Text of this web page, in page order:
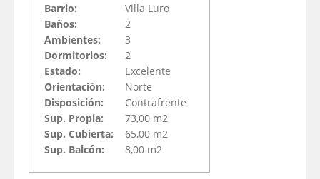
Barrio:
Villa Luro
Baños:
2
Ambientes:
3
Dormitorios:
2
Estado:
Excelente
Orientación:
Norte
Disposición:
Contrafrente
Sup. Propia:
73,00 m2
Sup. Cubierta:
65,00 m2
Sup. Balcón:
8,00 m2